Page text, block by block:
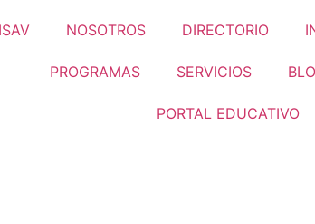
NOSOTROS DIRECTORIO
PROGRAMAS SERVICIOS
PORTAL EDUCATIVO